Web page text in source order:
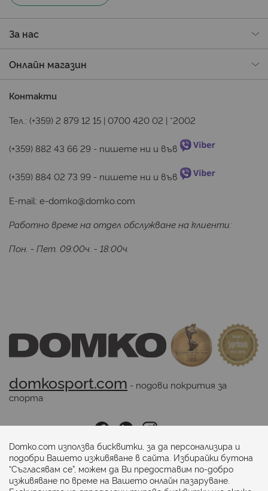
За нас
Онлайн магазин
Контакти
Тел.: (+359) 2 879 12 15 | 0700 420 02 | *2002
(+359) 882 43 66 29 - пишете ни и във
(+359) 884 02 73 99 - пишете ни и във
E-mail: e-domko@domko.com
Работно време на отдел обслужване на клиенти:
Пон. - Пет. 09:00ч. - 18:00ч.
domkosport.com - подови покрития за
спорта
Последвайте ни:
Начини на плащане:
Domko.com използва бисквитки, за да персонализира и
подобри Вашето изживяване в сайта. Избирайки бутона
“Съгласявам се”, можем да Ви предоставим по-добро
изживяване по време на Вашето онлайн пазаруване.